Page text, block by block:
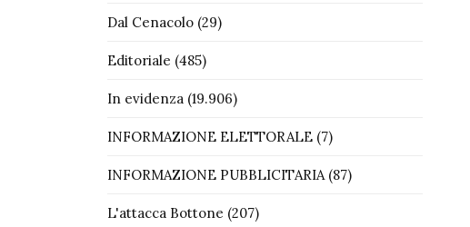
Dal Cenacolo(29)
Editoriale (485)
In evidenza(19.906)
INFORMAZIONE ELETTORALE(7)
INFORMAZIONE PUBBLICITARIA(87)
L'attacca Bottone (207)